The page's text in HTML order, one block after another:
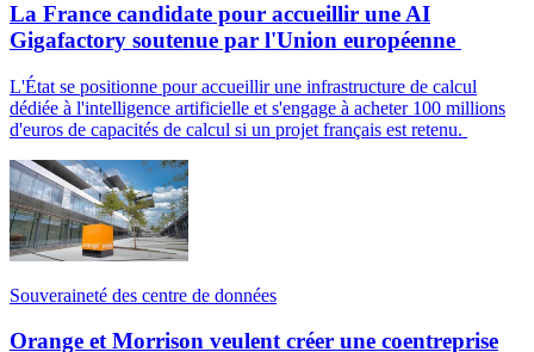
La France candidate pour accueillir une AI
Gigafactory soutenue par l'Union européenne
L'État se positionne pour accueillir une infrastructure de calcul
dédiée à l'intelligence artificielle et s'engage à acheter 100 millions
d'euros de capacités de calcul si un projet français est retenu.
Souveraineté des centre de données
Orange et Morrison veulent créer une coentreprise